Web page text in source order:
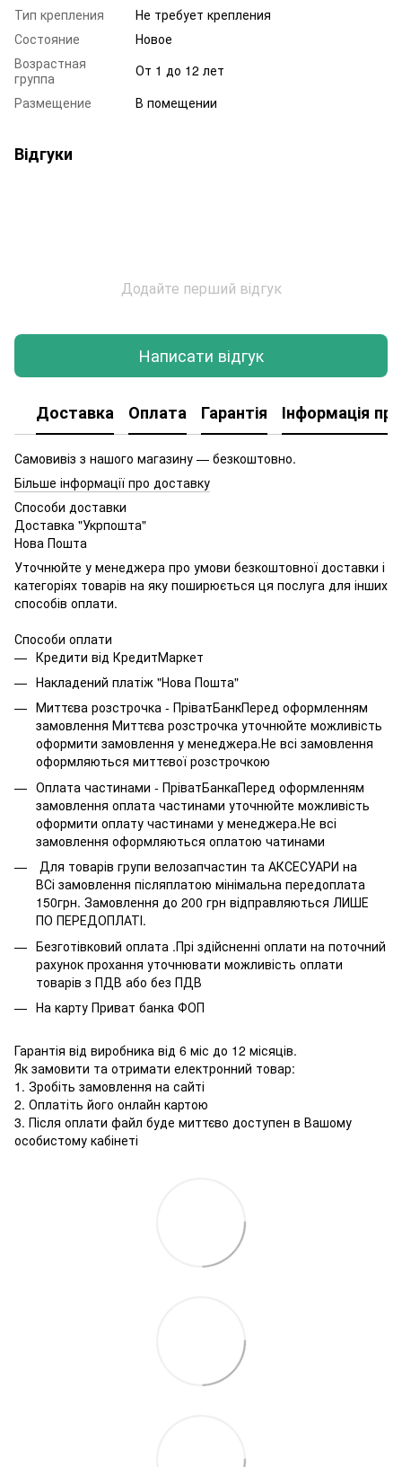
Тип крепления
Не требует крепления
Состояние
Новое
Возрастная
группа
От 1 до 12 лет
Размещение
В помещении
Відгуки
Додайте перший відгук
Написати відгук
Доставка Оплата Гарантія Інформація
Самовивіз з нашого магазину — безкоштовно.
Більше інформації про доставку
Способи доставки
Доставка "Укрпошта"
Нова Пошта
Уточнюйте у менеджера про умови безкоштовної доставки і
категоріях товарів на яку поширюється ця послуга для інших
способів оплати.
Способи оплати
Кредити від КредитМаркет
Накладений платіж "Нова Пошта"
Миттєва розстрочка - ПріватБанкПеред оформленням
замовлення Миттєва розстрочка уточнюйте можливість
оформити замовлення у менеджера.Не всі замовлення
оформляються миттєвої розстрочкою
Оплата частинами - ПріватБанкаПеред оформленням
замовлення оплата частинами уточнюйте можливість
оформити оплату частинами у менеджера.Не всі
замовлення оформляються оплатою чатинами
Для товарів групи велозапчастин та АКСЕСУАРИ на
ВСі замовлення післяплатою мінімальна передоплата
150грн. Замовлення до 200 грн відправляються ЛИШЕ
ПО ПЕРЕДОПЛАТІ.
Безготівковий оплата .Прі здійсненні оплати на поточний
рахунок прохання уточнювати можливість оплати
товарів з ПДВ або без ПДВ
На карту Приват банка ФОП
Гарантія від виробника від 6 міс до 12 місяців.
Як замовити та отримати електронний товар:
1. Зробіть замовлення на сайті
2. Оплатіть його онлайн картою
3. Після оплати файл буде миттєво доступен в Вашому
особистому кабінеті